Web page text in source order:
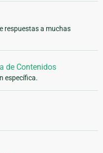
respuestas a muchas
de Contenidos
específica.